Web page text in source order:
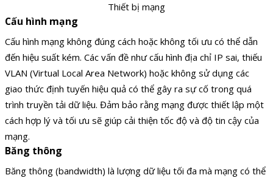
Thiết bị mạng
Cấu hình mạng
Cấu hình mạng không đúng cách hoặc không tối ưu có thể dẫn
đến hiệu suất kém. Các vấn đề như cấu hình địa chỉ IP sai, thiếu
VLAN (Virtual Local Area Network) hoặc không sử dụng các
giao thức định tuyến hiệu quả có thể gây ra sự cố trong quá
trình truyền tải dữ liệu. Đảm bảo rằng mạng được thiết lập một
cách hợp lý và tối ưu sẽ giúp cải thiện tốc độ và độ tin cậy của
mạng.
Băng thông
Băng thông (bandwidth) là lượng dữ liệu tối đa mà mạng có thể